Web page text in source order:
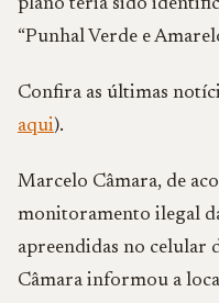
plano teria sido
“Punhal Verde e
Confira as últimas
aqui).
Marcelo Câmara, de
monitoramento ilegal
apreendidas no celular
Câmara informou a